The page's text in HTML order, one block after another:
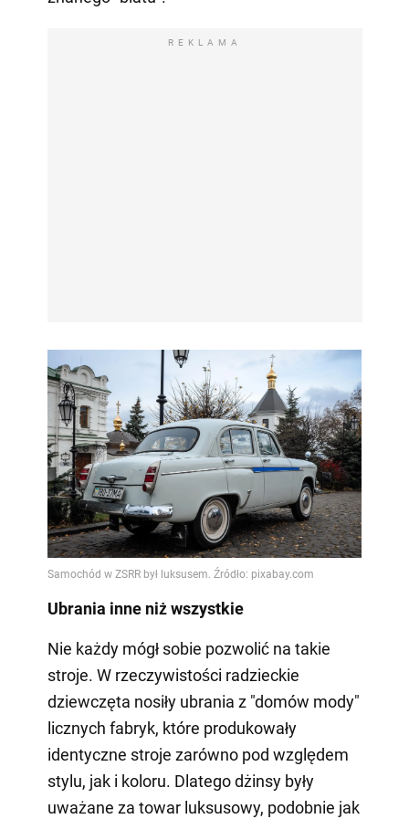
REKLAMA
Ubrania inne niż wszystkie
Nie każdy mógł sobie pozwolić na takie
stroje. W rzeczywistości radzieckie
dziewczęta nosiły ubrania z "domów mody"
licznych fabryk, które produkowały
identyczne stroje zarówno pod względem
stylu, jak i koloru. Dlatego dżinsy były
uważane za towar luksusowy, podobnie jak